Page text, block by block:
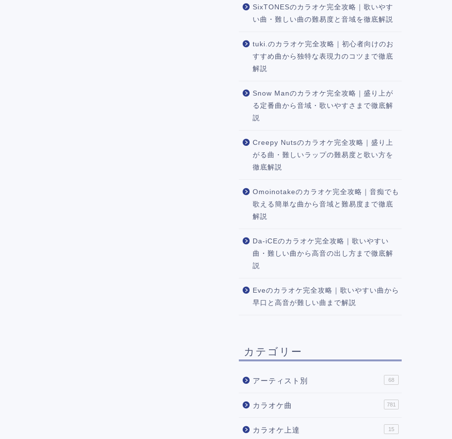
SixTONESのカラオケ完全攻略｜歌いやす
い曲・難しい曲の難易度と音域を徹底解説
tuki.のカラオケ完全攻略｜初心者向けのお
すすめ曲から独特な表現力のコツまで徹底
解説
Snow Manのカラオケ完全攻略｜盛り上が
る定番曲から音域・歌いやすさまで徹底解
説
Creepy Nutsのカラオケ完全攻略｜盛り上
がる曲・難しいラップの難易度と歌い方を
徹底解説
Omoinotakeのカラオケ完全攻略｜音痴でも
歌える簡単な曲から音域と難易度まで徹底
解説
Da-iCEのカラオケ完全攻略｜歌いやすい
曲・難しい曲から高音の出し方まで徹底解
説
Eveのカラオケ完全攻略｜歌いやすい曲から
早口と高音が難しい曲まで解説
カテゴリー
アーティスト別 68
カラオケ曲 781
カラオケ上達 15